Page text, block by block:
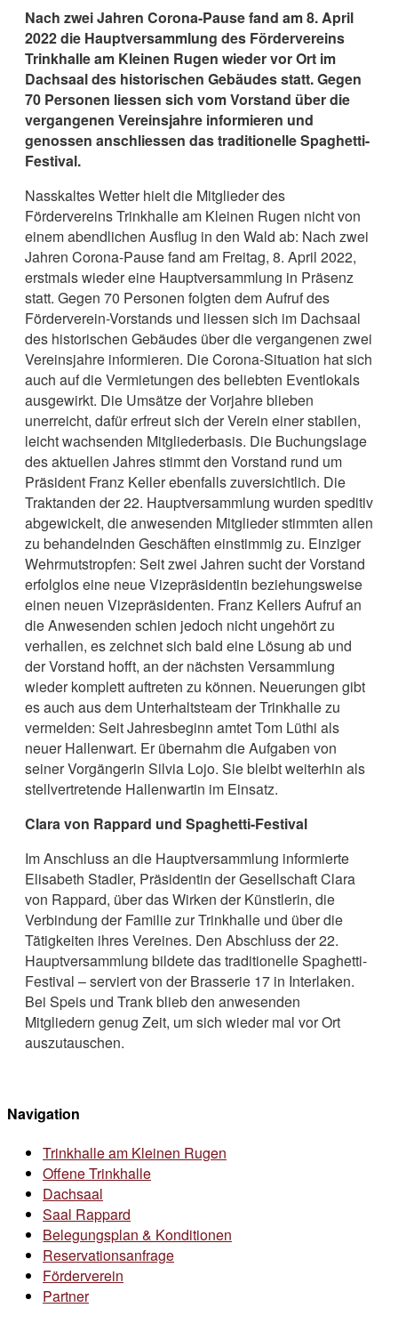
Nach zwei Jahren Corona-Pause fand am 8. April
2022 die Hauptversammlung des Fördervereins
Trinkhalle am Kleinen Rugen wieder vor Ort im
Dachsaal des historischen Gebäudes statt. Gegen
70 Personen liessen sich vom Vorstand über die
vergangenen Vereinsjahre informieren und
genossen anschliessen das traditionelle Spaghetti-
Festival.
Nasskaltes Wetter hielt die Mitglieder des
Fördervereins Trinkhalle am Kleinen Rugen nicht von
einem abendlichen Ausflug in den Wald ab: Nach zwei
Jahren Corona-Pause fand am Freitag, 8. April 2022,
erstmals wieder eine Hauptversammlung in Präsenz
statt. Gegen 70 Personen folgten dem Aufruf des
Förderverein-Vorstands und liessen sich im Dachsaal
des historischen Gebäudes über die vergangenen zwei
Vereinsjahre informieren. Die Corona-Situation hat sich
auch auf die Vermietungen des beliebten Eventlokals
ausgewirkt. Die Umsätze der Vorjahre blieben
unerreicht, dafür erfreut sich der Verein einer stabilen,
leicht wachsenden Mitgliederbasis. Die Buchungslage
des aktuellen Jahres stimmt den Vorstand rund um
Präsident Franz Keller ebenfalls zuversichtlich. Die
Traktanden der 22. Hauptversammlung wurden speditiv
abgewickelt, die anwesenden Mitglieder stimmten allen
zu behandelnden Geschäften einstimmig zu. Einziger
Wehrmutstropfen: Seit zwei Jahren sucht der Vorstand
erfolglos eine neue Vizepräsidentin beziehungsweise
einen neuen Vizepräsidenten. Franz Kellers Aufruf an
die Anwesenden schien jedoch nicht ungehört zu
verhallen, es zeichnet sich bald eine Lösung ab und
der Vorstand hofft, an der nächsten Versammlung
wieder komplett auftreten zu können. Neuerungen gibt
es auch aus dem Unterhaltsteam der Trinkhalle zu
vermelden: Seit Jahresbeginn amtet Tom Lüthi als
neuer Hallenwart. Er übernahm die Aufgaben von
seiner Vorgängerin Silvia Lojo. Sie bleibt weiterhin als
stellvertretende Hallenwartin im Einsatz.
Clara von Rappard und Spaghetti-Festival
Im Anschluss an die Hauptversammlung informierte
Elisabeth Stadler, Präsidentin der Gesellschaft Clara
von Rappard, über das Wirken der Künstlerin, die
Verbindung der Familie zur Trinkhalle und über die
Tätigkeiten ihres Vereines. Den Abschluss der 22.
Hauptversammlung bildete das traditionelle Spaghetti-
Festival – serviert von der Brasserie 17 in Interlaken.
Bei Speis und Trank blieb den anwesenden
Mitgliedern genug Zeit, um sich wieder mal vor Ort
auszutauschen.
Navigation
Trinkhalle am Kleinen Rugen
Offene Trinkhalle
Dachsaal
Saal Rappard
Belegungsplan & Konditionen
Reservationsanfrage
Förderverein
Partner